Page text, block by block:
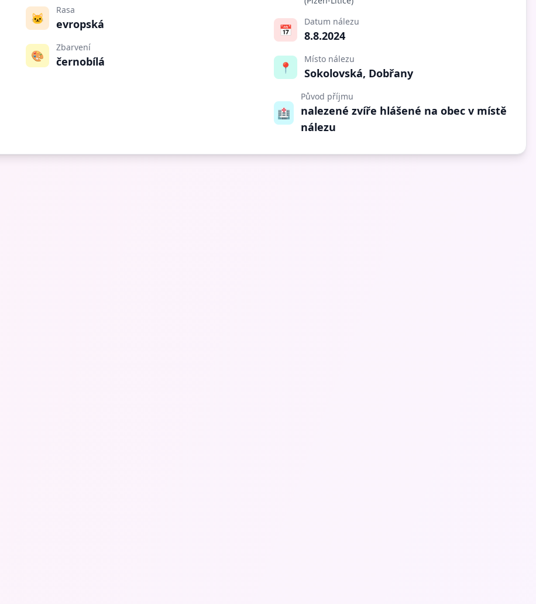
🐱
Rasa
evropská
🎨
Zbarvení
černobílá
📅
Datum nálezu
8.8.2024
📍
Místo nálezu
Sokolovská, Dobřany
🏥
Původ příjmu
nalezené zvíře hlášené na obec v místě
nálezu